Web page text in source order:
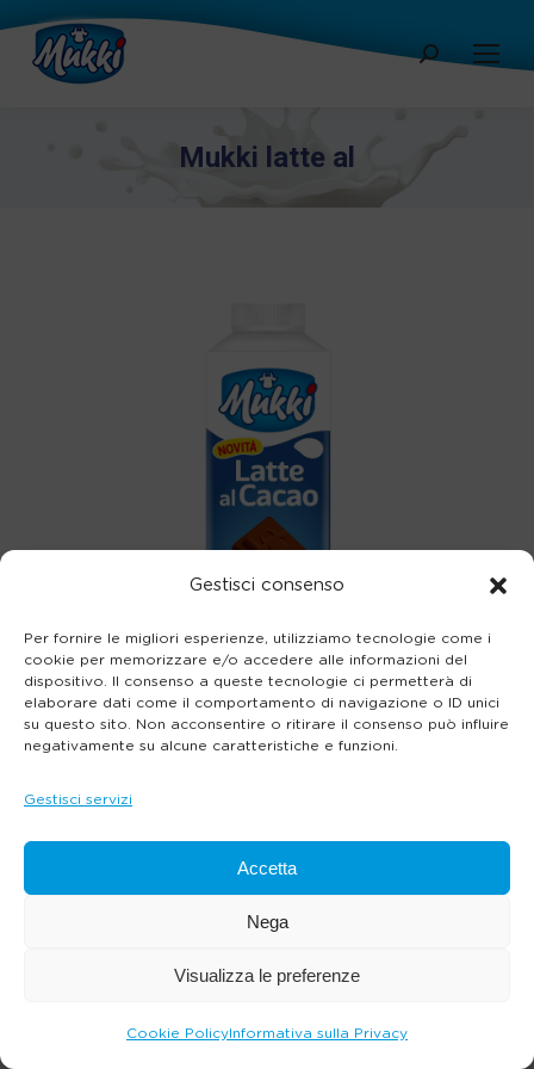
Gestisci consenso
Per fornire le migliori esperienze, utilizziamo tecnologie come i
cookie per memorizzare e/o accedere alle informazioni del
dispositivo. Il consenso a queste tecnologie ci permetterà di
elaborare dati come il comportamento di navigazione o ID unici
su questo sito. Non acconsentire o ritirare il consenso può influire
negativamente su alcune caratteristiche e funzioni.
Gestisci servizi
Accetta
Nega
Visualizza le preferenze
Cookie PolicyInformativa sulla Privacy
Cerca:
Mukki latte al